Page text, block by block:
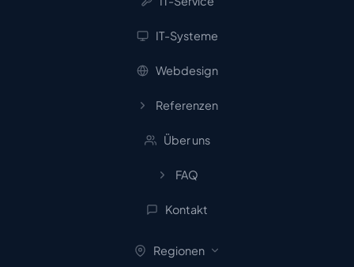
IT-Systeme
Webdesign
Referenzen
Über uns
FAQ
Kontakt
Regionen